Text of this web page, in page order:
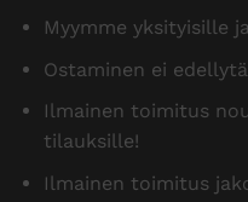
Myymme yksityisille
Ostaminen ei
Ilmainen toimitus
tilauksille!
Ilmainen toimitus